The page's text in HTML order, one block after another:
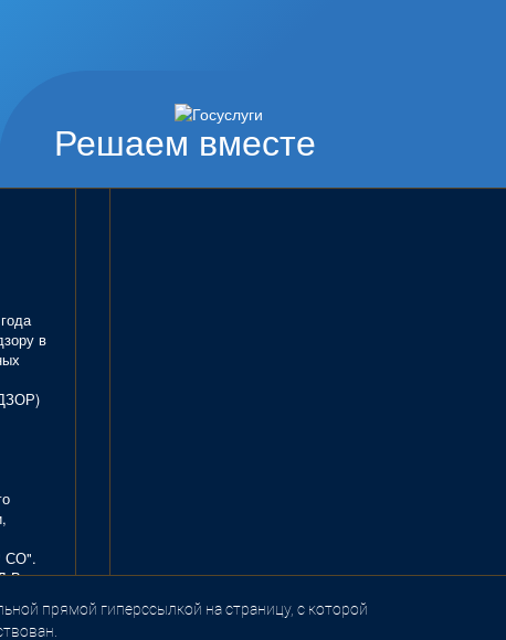
Решаем вместе
в
СО".
прямой гиперссылкой на страницу, с которой